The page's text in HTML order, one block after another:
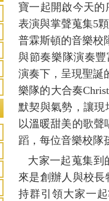
寶一起開啟今天
表演與掌聲蒐集5
普霖斯頓的音樂校
與節奏樂隊演奏豐
演奏下，呈現聖誕
樂隊的大合奏
默契與氣勢，讓
以溫暖甜美的歌聲
蹈，每位音樂校隊
大家一起蒐集到
來是創辦人與校
持群引領大家一